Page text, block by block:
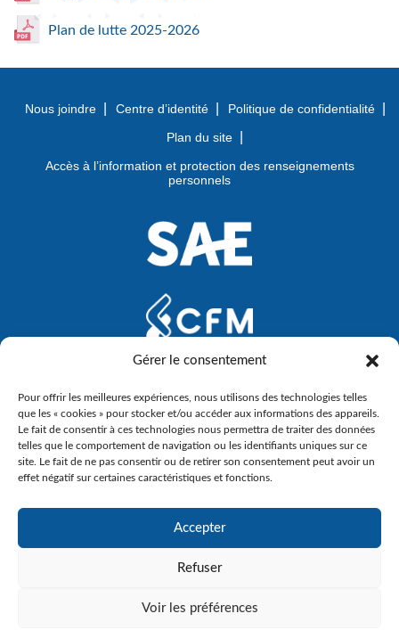
Gérer le consentement
Pour offrir les meilleures expériences, nous utilisons des technologies telles
que les « cookies » pour stocker et/ou accéder aux informations des appareils.
Le fait de consentir à ces technologies nous permettra de traiter des données
telles que le comportement de navigation ou les identifiants uniques sur ce
site. Le fait de ne pas consentir ou de retirer son consentement peut avoir un
effet négatif sur certaines caractéristiques et fonctions.
Accepter
Refuser
Voir les préférences
Plan de lutte 2025-2026
Nous joindre Centre d’identité
Politique de confidentialité
Plan du site
Accès à l’information et protection des renseignements
personnels